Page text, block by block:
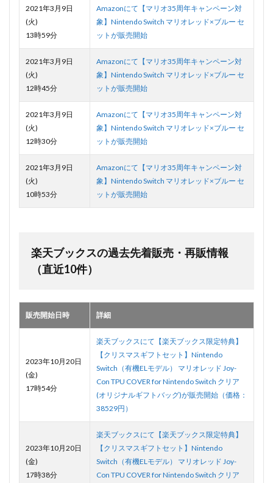
2021年3月9日
(火)
13時59分
Amazonにて【マリオ35周年キャンペーン対
象】Nintendo Switch マリオレッド×ブルー セ
ットが販売開始
2021年3月9日
(火)
12時45分
Amazonにて【マリオ35周年キャンペーン対
象】Nintendo Switch マリオレッド×ブルー セ
ットが販売開始
2021年3月9日
(火)
12時30分
Amazonにて【マリオ35周年キャンペーン対
象】Nintendo Switch マリオレッド×ブルー セ
ットが販売開始
2021年3月9日
(火)
10時53分
Amazonにて【マリオ35周年キャンペーン対
象】Nintendo Switch マリオレッド×ブルー セ
ットが販売開始
楽天ブックスの過去先着販売・再販情報
（直近10件）
販売開始日時 詳細
2023年10月20日
(金)
17時54分
楽天ブックスにて【楽天ブックス限定特典】
【クリスマスギフトセット】Nintendo
Switch（有機ELモデル） マリオレッド Joy-
Con TPU COVER for Nintendo Switch クリア
(オリジナルギフトバッグ)が販売開始（価格：
38529円）
2023年10月20日
(金)
17時38分
楽天ブックスにて【楽天ブックス限定特典】
【クリスマスギフトセット】Nintendo
Switch（有機ELモデル） マリオレッド Joy-
Con TPU COVER for Nintendo Switch クリア